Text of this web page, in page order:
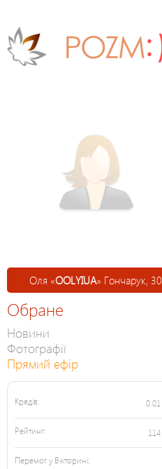
Оля «OOLYIUA» Гончарук, 30
Обране
Новини
Фотографії
Прямий ефір
Кредів: 0.01
Рейтинг: 114
Перемог у Вікторині: